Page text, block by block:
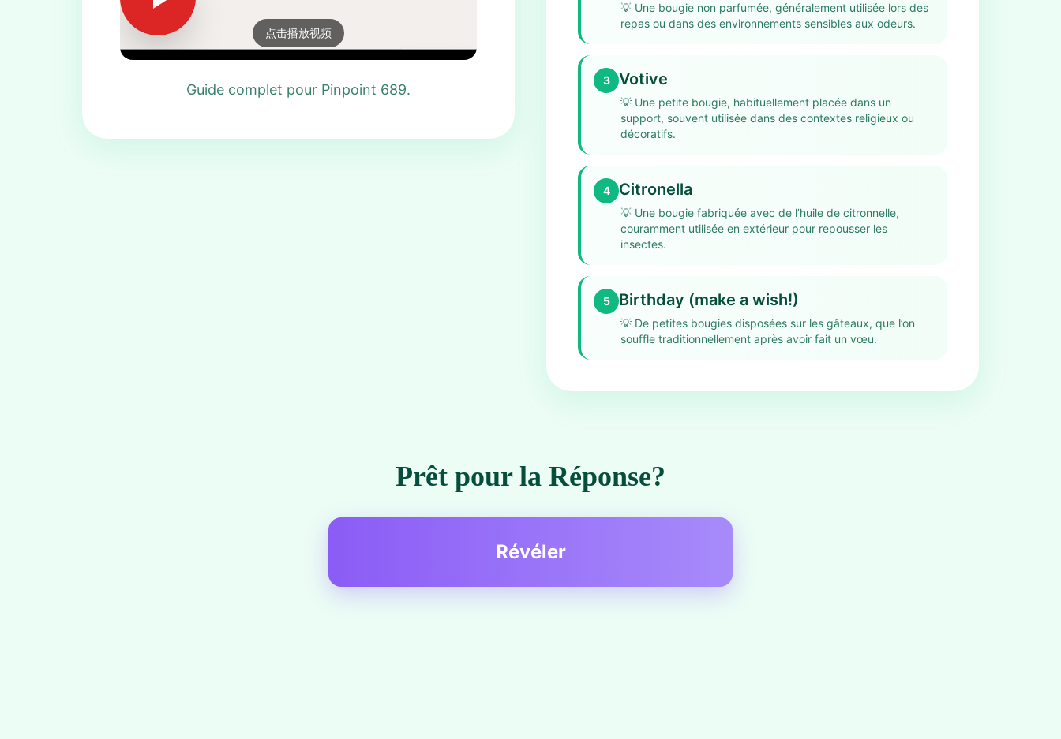
点击播放视频
Guide complet pour Pinpoint 689.
💡 Une bougie non parfumée, généralement utilisée lors des
repas ou dans des environnements sensibles aux odeurs.
3 Votive
💡 Une petite bougie, habituellement placée dans un
support, souvent utilisée dans des contextes religieux ou
décoratifs.
4 Citronella
💡 Une bougie fabriquée avec de l’huile de citronnelle,
couramment utilisée en extérieur pour repousser les
insectes.
5 Birthday (make a wish!)
💡 De petites bougies disposées sur les gâteaux, que l’on
souffle traditionnellement après avoir fait un vœu.
Prêt pour la Réponse?
Révéler